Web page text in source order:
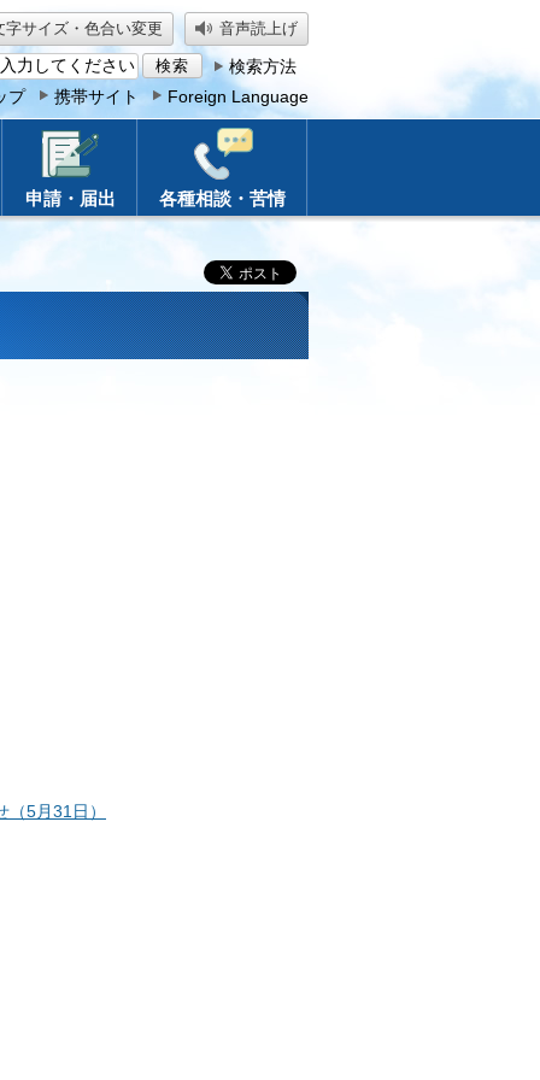
字サイズ・色合い変更 音声読上げ
検索方法
プ
携帯サイト Foreign Language
申請・届出 各種相談・苦情
5月31日）